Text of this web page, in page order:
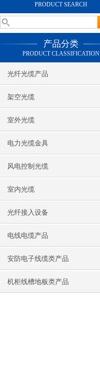
PRODUCT SEARCH
产品分类
PRODUCT CLASSIFICATION
光纤光缆产品
架空光缆
室外光缆
电力光缆金具
风电控制光缆
室内光缆
光纤接入设备
电线电缆产品
安防电子线缆类产品
机柜线槽地板类产品